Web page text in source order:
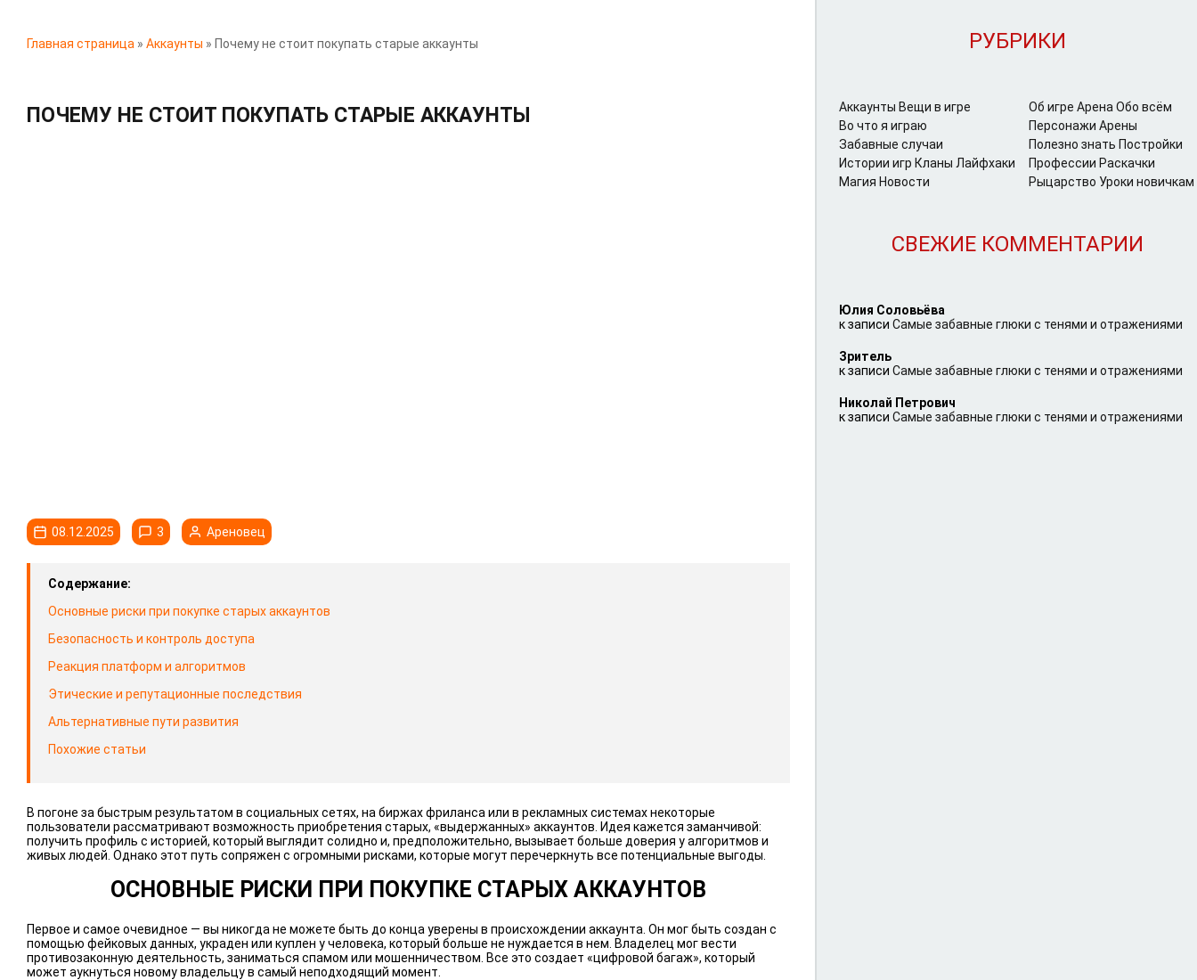
Главная страница » Аккаунты » Почему не стоит покупать старые аккаунты
ПОЧЕМУ НЕ СТОИТ ПОКУПАТЬ СТАРЫЕ АККАУНТЫ
08.12.2025 3 Ареновец
Содержание:
Основные риски при покупке старых аккаунтов
Безопасность и контроль доступа
Реакция платформ и алгоритмов
Этические и репутационные последствия
Альтернативные пути развития
Похожие статьи
В погоне за быстрым результатом в социальных сетях, на биржах фриланса или в рекламных системах некоторые
пользователи рассматривают возможность приобретения старых, «выдержанных» аккаунтов. Идея кажется заманчивой:
получить профиль с историей, который выглядит солидно и, предположительно, вызывает больше доверия у алгоритмов и
живых людей. Однако этот путь сопряжен с огромными рисками, которые могут перечеркнуть все потенциальные выгоды.
ОСНОВНЫЕ РИСКИ ПРИ ПОКУПКЕ СТАРЫХ АККАУНТОВ
Первое и самое очевидное — вы никогда не можете быть до конца уверены в происхождении аккаунта. Он мог быть создан с
помощью фейковых данных, украден или куплен у человека, который больше не нуждается в нем. Владелец мог вести
противозаконную деятельность, заниматься спамом или мошенничеством. Все это создает «цифровой багаж», который
может аукнуться новому владельцу в самый неподходящий момент.
РУБРИКИ
Аккаунты Вещи в игре
Во что я играю
Забавные случаи
Истории игр Кланы Лайфхаки
Магия Новости
Об игре Арена Обо всём
Персонажи Арены
Полезно знать Постройки
Профессии Раскачки
Рыцарство Уроки новичкам
СВЕЖИЕ КОММЕНТАРИИ
Юлия Соловьёва
к записи Самые забавные глюки с тенями и отражениями
Зритель
к записи Самые забавные глюки с тенями и отражениями
Николай Петрович
к записи Самые забавные глюки с тенями и отражениями